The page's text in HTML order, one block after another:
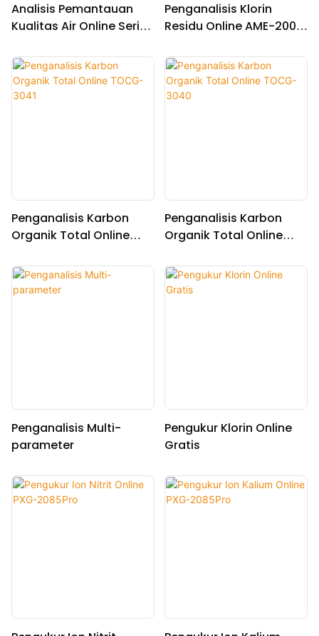
Analisis Pemantauan
Kualitas Air Online Seri
Penganalisis Klorin
Residu Online AME-2000
Penganalisis Karbon
Organik Total Online
Penganalisis Karbon
Organik Total Online
Penganalisis Multi-
parameter
Pengukur Klorin Online
Gratis